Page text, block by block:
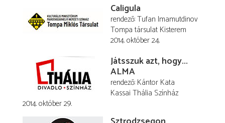
Caligula
rendező Tufan Imamutdinov
Tompa társulat Kisterem
2014. október 24.
Játsszuk azt, hogy...
ALMA
rendező Kántor Kata
Kassai Thália Színház
2014. október 29.